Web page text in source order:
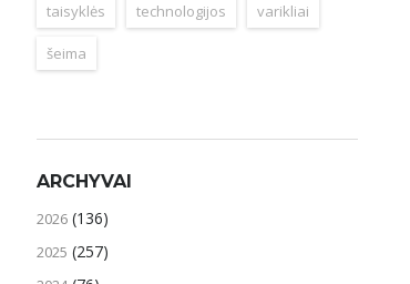
taisyklės technologijos varikliai
šeima
ARCHYVAI
2026 (136)
2025 (257)